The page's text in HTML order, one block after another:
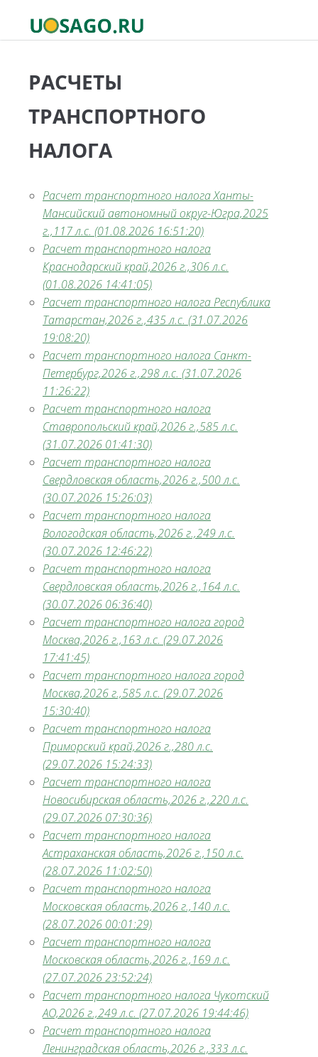
РАСЧЕТЫ
ТРАНСПОРТНОГО
НАЛОГА
Расчет транспортного налога Ханты-
Мансийский автономный округ-Югра,2025
г.,117 л.с. (01.08.2026 16:51:20)
Расчет транспортного налога
Краснодарский край,2026 г.,306 л.с.
(01.08.2026 14:41:05)
Расчет транспортного налога Республика
Татарстан,2026 г.,435 л.с. (31.07.2026
19:08:20)
Расчет транспортного налога Санкт-
Петербург,2026 г.,298 л.с. (31.07.2026
11:26:22)
Расчет транспортного налога
Ставропольский край,2026 г.,585 л.с.
(31.07.2026 01:41:30)
Расчет транспортного налога
Свердловская область,2026 г.,500 л.с.
(30.07.2026 15:26:03)
Расчет транспортного налога
Вологодская область,2026 г.,249 л.с.
(30.07.2026 12:46:22)
Расчет транспортного налога
Свердловская область,2026 г.,164 л.с.
(30.07.2026 06:36:40)
Расчет транспортного налога город
Москва,2026 г.,163 л.с. (29.07.2026
17:41:45)
Расчет транспортного налога город
Москва,2026 г.,585 л.с. (29.07.2026
15:30:40)
Расчет транспортного налога
Приморский край,2026 г.,280 л.с.
(29.07.2026 15:24:33)
Расчет транспортного налога
Новосибирская область,2026 г.,220 л.с.
(29.07.2026 07:30:36)
Расчет транспортного налога
Астраханская область,2026 г.,150 л.с.
(28.07.2026 11:02:50)
Расчет транспортного налога
Московская область,2026 г.,140 л.с.
(28.07.2026 00:01:29)
Расчет транспортного налога
Московская область,2026 г.,169 л.с.
(27.07.2026 23:52:24)
Расчет транспортного налога Чукотский
АО,2026 г.,249 л.с. (27.07.2026 19:44:46)
Расчет транспортного налога
Ленинградская область,2026 г.,333 л.с.